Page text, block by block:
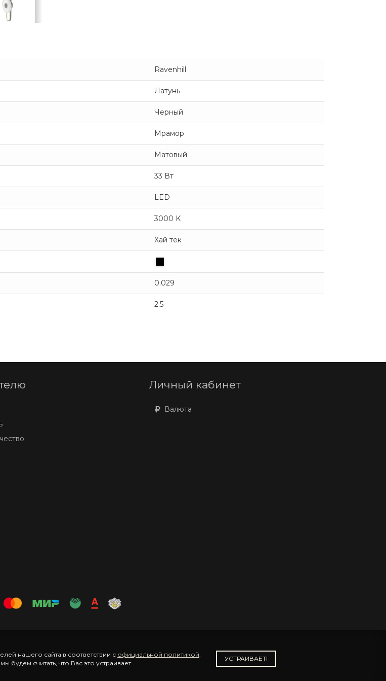
Ravenhill
Латунь
Черный
Мрамор
Матовый
33 Вт
LED
3000 K
Хай тек
0.029
2.5
Личный кабинет
Валюта
нашего сайта в соответствии с официальной политикой.
будем считать, что Вас это устраивает.
УСТРАИВАЕТ!